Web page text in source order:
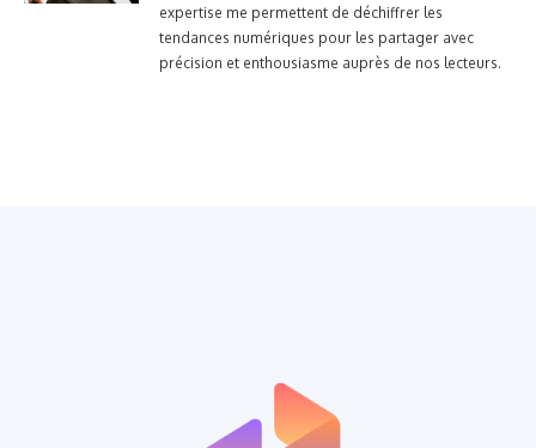
expertise me permettent de déchiffrer les
tendances numériques pour les partager avec
précision et enthousiasme auprès de nos lecteurs.